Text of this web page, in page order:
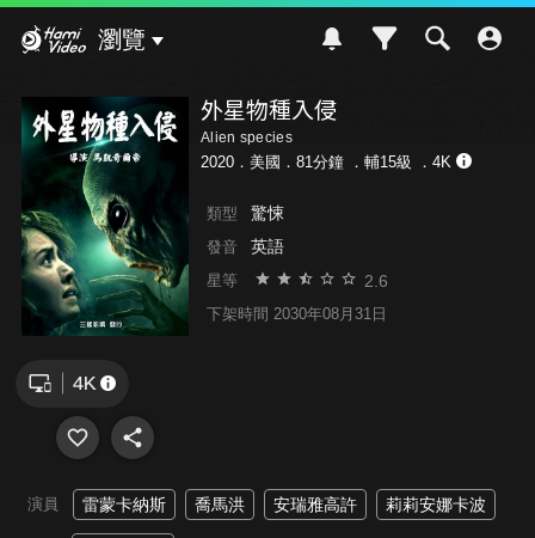
瀏覽
外星物種入侵
Alien species
2020．美國．81分鐘 ． 輔15級 ．4K
類型 驚悚
發音 英語
星等 2.6
下架時間 2030年08月31日
演員 雷蒙卡納斯 喬馬洪 安瑞雅高許 莉莉安娜卡波